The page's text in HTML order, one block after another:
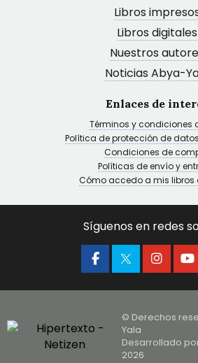
Libros
Libros digitales
Nuestros
Noticias Abya-
Enlaces de
Términos y condiciones
Política de protección de
Condiciones de
Políticas de envío y
Cómo accedo a mis libros
Síguenos en redes
© Derechos
Yala
Desarrollado
2026